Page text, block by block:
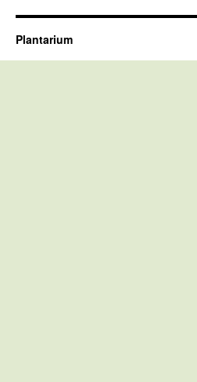
Plantarium